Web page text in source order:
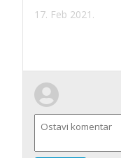
17. Feb 2021.